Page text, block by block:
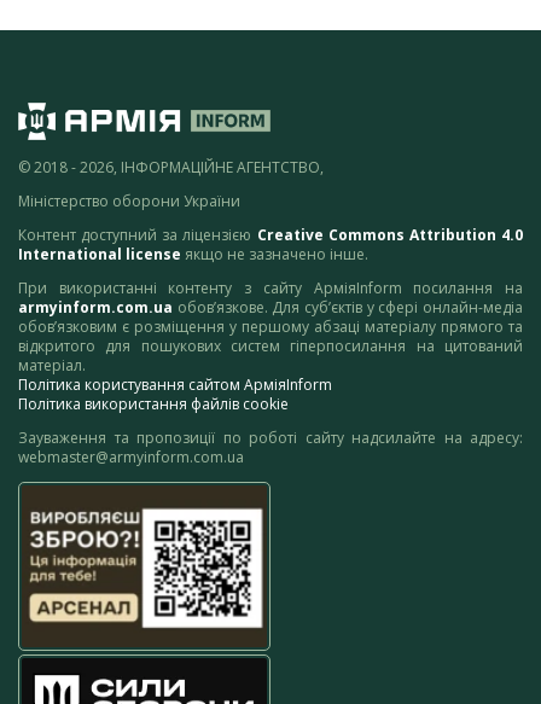
© 2018 - 2026, ІНФОРМАЦІЙНЕ АГЕНТСТВО,
Міністерство оборони України
Контент доступний за ліцензією Creative Commons Attribution 4.0
International license якщо не зазначено інше.
При використанні контенту з сайту АрміяInform посилання на
armyinform.com.ua обов’язкове. Для суб’єктів у сфері онлайн-медіа
обов’язковим є розміщення у першому абзаці матеріалу прямого та
відкритого для пошукових систем гіперпосилання на цитований
матеріал.
Політика користування сайтом АрміяInform
Політика використання файлів cookie
Зауваження та пропозиції по роботі сайту надсилайте на адресу:
webmaster@armyinform.com.ua